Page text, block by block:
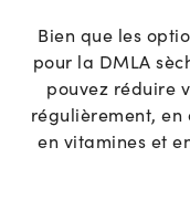
Bien que les
pour la DMLA
pouvez réduire
régulièrement,
en vitamines et